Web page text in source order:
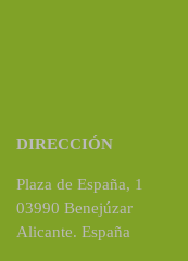
DIRECCIÓN
Plaza de España, 1
03990 Benejúzar
Alicante. España